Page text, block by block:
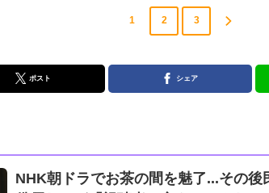
1 2 3
ポスト シェア
NHK朝ドラでお茶の間を魅了...その